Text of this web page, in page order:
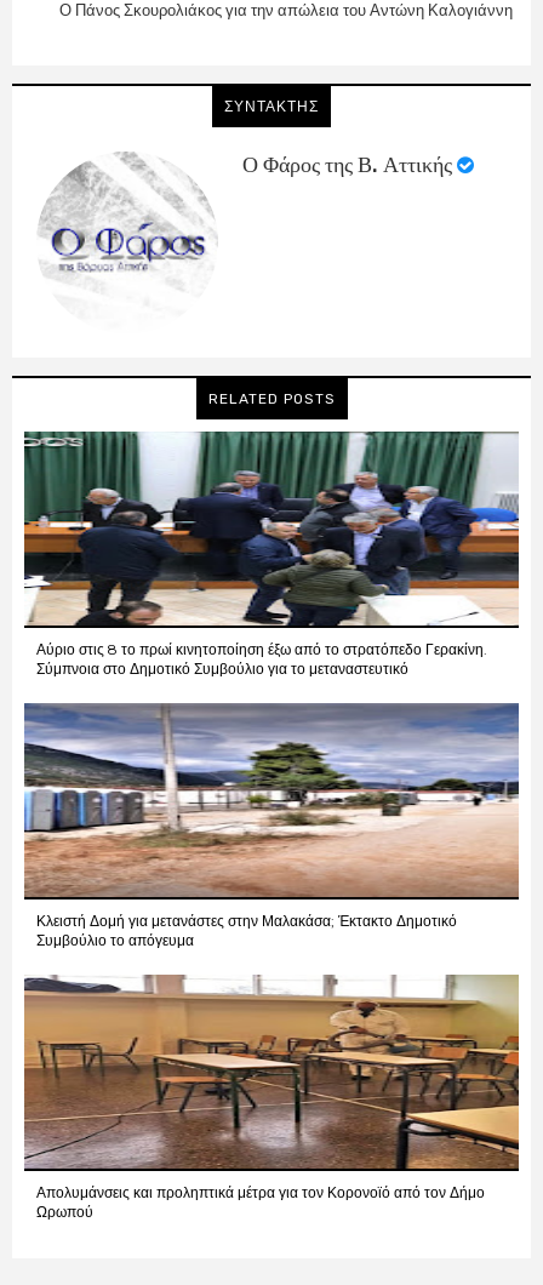
Ο Πάνος Σκουρολιάκος για την απώλεια του Αντώνη Καλογιάννη
ΣΥΝΤΑΚΤΗΣ
Ο Φάρος της Β. Αττικής
RELATED POSTS
Αύριο στις 8 το πρωί κινητοποίηση έξω από το στρατόπεδο Γερακίνη.
Σύμπνοια στο Δημοτικό Συμβούλιο για το μεταναστευτικό
Κλειστή Δομή για μετανάστες στην Μαλακάσα; Έκτακτο Δημοτικό
Συμβούλιο το απόγευμα
Απολυμάνσεις και προληπτικά μέτρα για τον Κορονοϊό από τον Δήμο
Ωρωπού